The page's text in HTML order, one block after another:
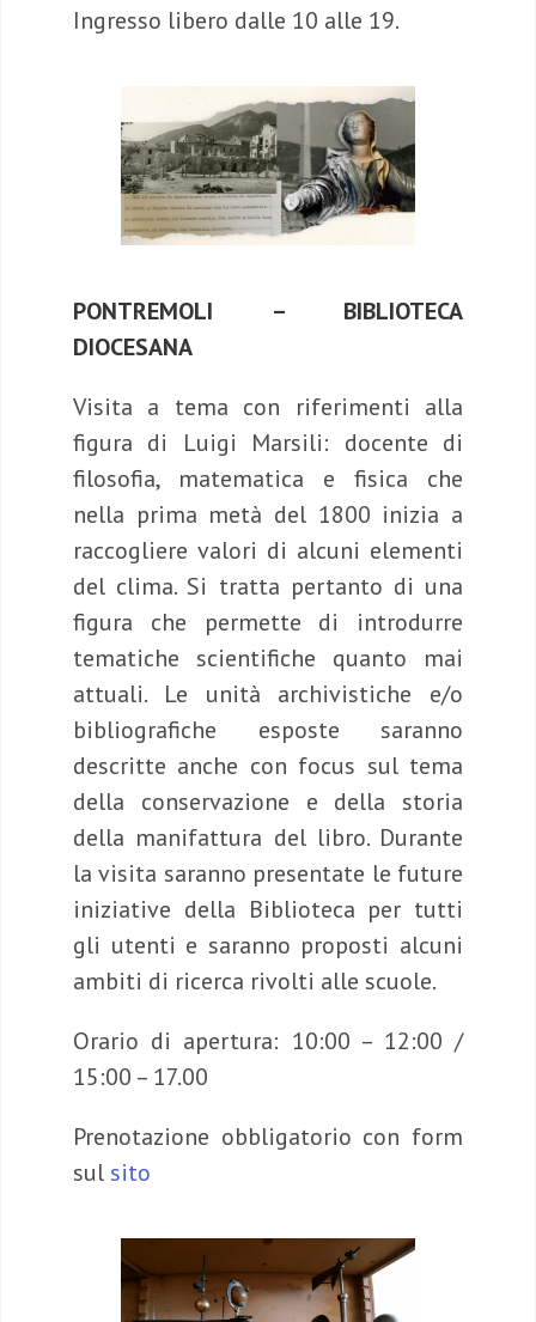
Ingresso libero dalle 10 alle 19.
PONTREMOLI – BIBLIOTECA
DIOCESANA
Visita a tema con riferimenti alla
figura di Luigi Marsili: docente di
filosofia, matematica e fisica che
nella prima metà del 1800 inizia a
raccogliere valori di alcuni elementi
del clima. Si tratta pertanto di una
figura che permette di introdurre
tematiche scientifiche quanto mai
attuali. Le unità archivistiche e/o
bibliografiche esposte saranno
descritte anche con focus sul tema
della conservazione e della storia
della manifattura del libro. Durante
la visita saranno presentate le future
iniziative della Biblioteca per tutti
gli utenti e saranno proposti alcuni
ambiti di ricerca rivolti alle scuole.
Orario di apertura: 10:00 – 12:00 /
15:00 – 17.00
Prenotazione obbligatorio con form
sul sito